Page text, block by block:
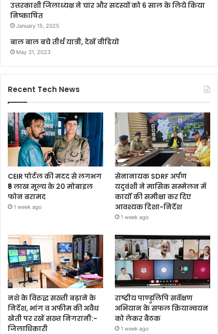
उत्तरकाशी जिलाध्यक्ष ने चार और सदस्यों को 6 साल के लिये किया
निष्काषित
January 15, 2025
बाल बाल बचे तीर्थ यात्री, देखें वीडियो
May 31, 2023
Recent Tech News
CEIR पोर्टल की मदद से लगभग
₹5 लाख मूल्य के 20 मोबाइल
फोन बरामद
1 week ago
सेनानायक SDRF अर्पण
यदुवंशी ने मासिक सम्मेलन में
कार्यों की समीक्षा कर दिए
आवश्यक दिशा-निर्देश
1 week ago
नशे के विरुद्ध सख्ती बढ़ाने के
निर्देश, भांग व अफीम की अवैध
खेती पर रखें सख्त निगरानी:-
जिलाधिकारी
राष्ट्रीय पाण्डुलिपि सर्वेक्षण
अभियान के सफल क्रियान्वयन
को लेकर बैठक
1 week ago